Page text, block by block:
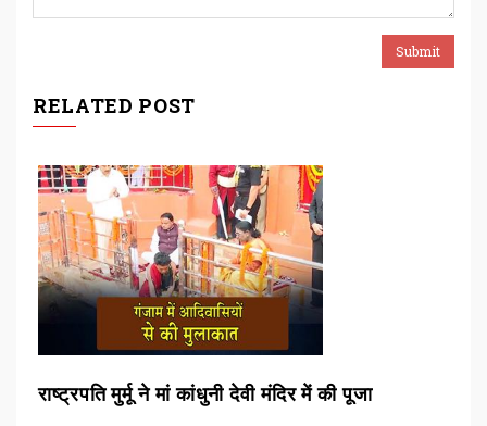
RELATED POST
राष्ट्रपति मुर्मू ने मां कांधुनी देवी मंदिर में की पूजा